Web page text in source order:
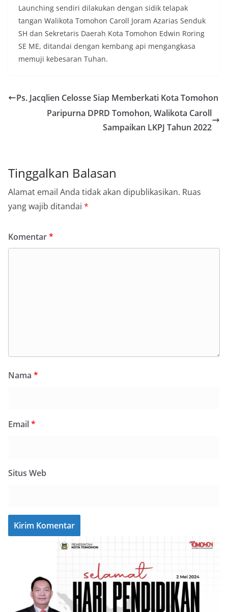
Launching sendiri dilakukan dengan sidik telapak
tangan Walikota Tomohon Caroll Joram Azarias Senduk
SH dan Sekretaris Daerah Kota Tomohon Edwin Roring
SE ME, ditandai dengan kembang api mengangkasa
memuji kebesaran Tuhan.
Ps. Jacqlien Celosse Siap Memberkati Kota Tomohon
Paripurna DPRD Tomohon, Walikota Caroll
Sampaikan LKPJ Tahun 2022
Tinggalkan Balasan
Alamat email Anda tidak akan dipublikasikan. Ruas
yang wajib ditandai *
Komentar*
Nama *
Email*
Situs Web